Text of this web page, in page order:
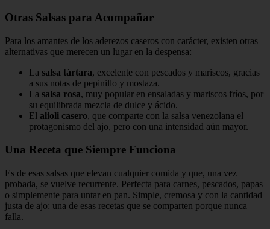
Otras Salsas para Acompañar
Para los amantes de los aderezos caseros con carácter, existen otras
alternativas que merecen un lugar en la despensa:
La salsa tártara, excelente con pescados y mariscos, gracias
a sus notas de pepinillo y mostaza.
La salsa rosa, muy popular en ensaladas y mariscos fríos, por
su equilibrada mezcla de dulce y ácido.
El alioli casero, que comparte con la salsa venezolana el
protagonismo del ajo, pero con una intensidad aún mayor.
Una Receta que Siempre Funciona
Es de esas salsas que elevan cualquier comida y que, una vez
probada, se vuelve recurrente. Perfecta para carnes, pescados, papas
o simplemente para untar en pan. Simple, cremosa y con la cantidad
justa de ajo: una de esas recetas que se comparten porque nunca
falla.